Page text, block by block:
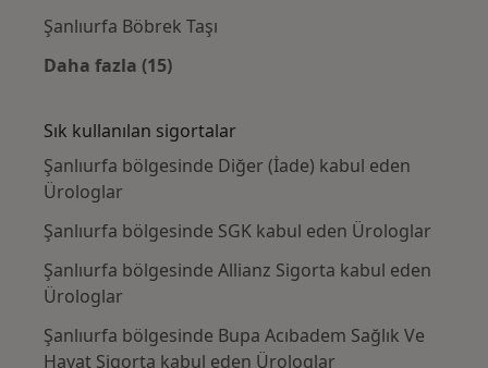
Şanlıurfa Böbrek Taşı
Daha fazla (15)
Sık kullanılan sigortalar
Şanlıurfa bölgesinde Diğer (İade) kabul eden
Ürologlar
Şanlıurfa bölgesinde SGK kabul eden Ürologlar
Şanlıurfa bölgesinde Allianz Sigorta kabul eden
Ürologlar
Şanlıurfa bölgesinde Bupa Acıbadem Sağlık Ve
Hayat Sigorta kabul eden Ürologlar